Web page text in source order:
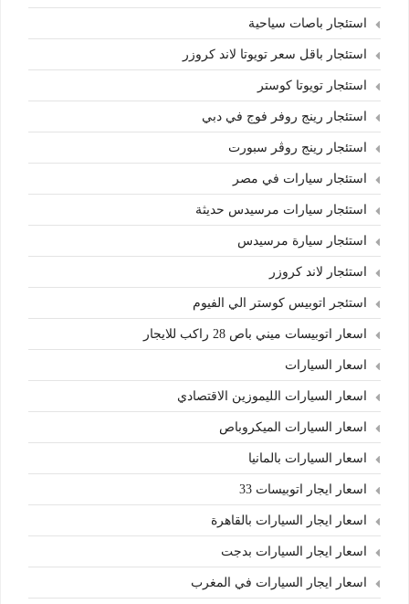
استئجار باصات سياحية
استئجار باقل سعر تويوتا لاند كروزر
استئجار تويوتا كوستر
استئجار رينج روفر فوج في دبي
استئجار رينج روڤر سبورت
استئجار سيارات في مصر
استئجار سيارات مرسيدس حديثة
استئجار سيارة مرسيدس
استئجار لاند كروزر
استئجر اتوبيس كوستر الي الفيوم
اسعار اتوبيسات ميني باص 28 راكب للايجار
اسعار السيارات
اسعار السيارات الليموزين الاقتصادي
اسعار السيارات الميكروباص
اسعار السيارات بالمانيا
اسعار ايجار اتوبيسات 33
اسعار ايجار السيارات بالقاهرة
اسعار ايجار السيارات بدجت
اسعار ايجار السيارات في المغرب